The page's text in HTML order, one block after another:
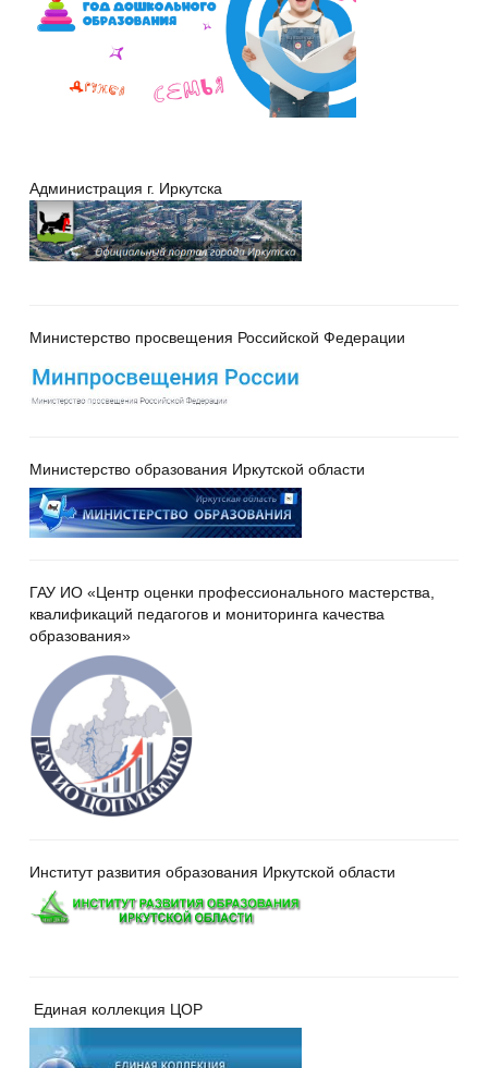
Администрация г. Иркутска
Министерство просвещения Российской Федерации
Министерство образования Иркутской области
ГАУ ИО «Центр оценки профессионального мастерства,
квалификаций педагогов и мониторинга качества
образования»
Институт развития образования Иркутской области
Единая коллекция ЦОР